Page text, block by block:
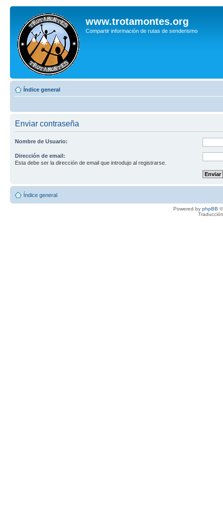
www.trotamontes.org
Compartir información de rutas de senderismo
Índice general
Enviar contraseña
Nombre de Usuario:
Dirección de email:
Esta debe ser la dirección de email que introdujo al registrarse.
Índice general
Powered by phpBB